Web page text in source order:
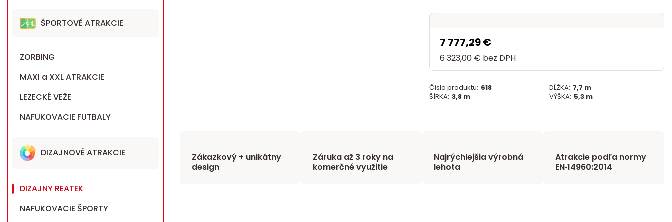
ŠPORTOVÉ ATRAKCIE
ZORBING
MAXI a XXL ATRAKCIE
LEZECKÉ VEŽE
NAFUKOVACIE FUTBALY
DIZAJNOVÉ ATRAKCIE
DIZAJNY REATEK
NAFUKOVACIE ŠPORTY
7 777,29 €
6 323,00 € bez DPH
Číslo produktu: 618 DĹŽKA: 7,7 m
ŠÍRKA: 3,8 m VÝŠKA: 5,3 m
Zákazkový + unikátny
design
Záruka až 3 roky na
komerčné využitie
Najrýchlejšia výrobná
lehota
Atrakcie podľa normy
EN‑14960:2014